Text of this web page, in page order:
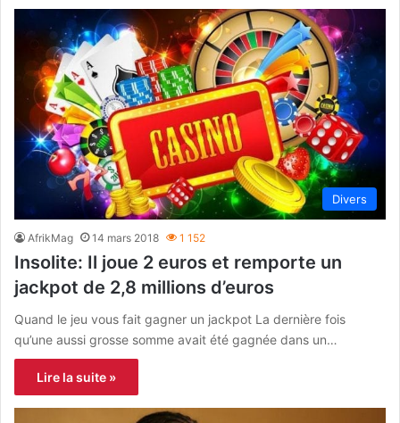
Divers
AfrikMag 14 mars 2018 1 152
Insolite: Il joue 2 euros et remporte un
jackpot de 2,8 millions d’euros
Quand le jeu vous fait gagner un jackpot La dernière fois
qu’une aussi grosse somme avait été gagnée dans un…
Lire la suite »